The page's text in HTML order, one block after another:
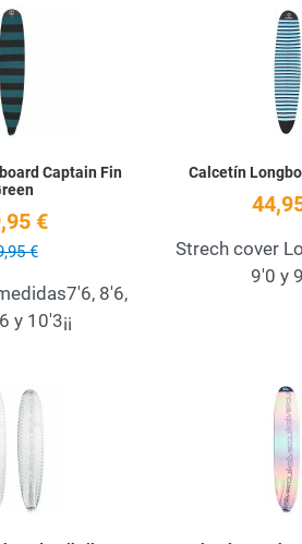
deseos Añadir a la lista de
Captain Fin
€
€
8'6,
y 10'3¡¡
Calcetín
Strech cover
9'0 y
deseos Añadir a la lista de